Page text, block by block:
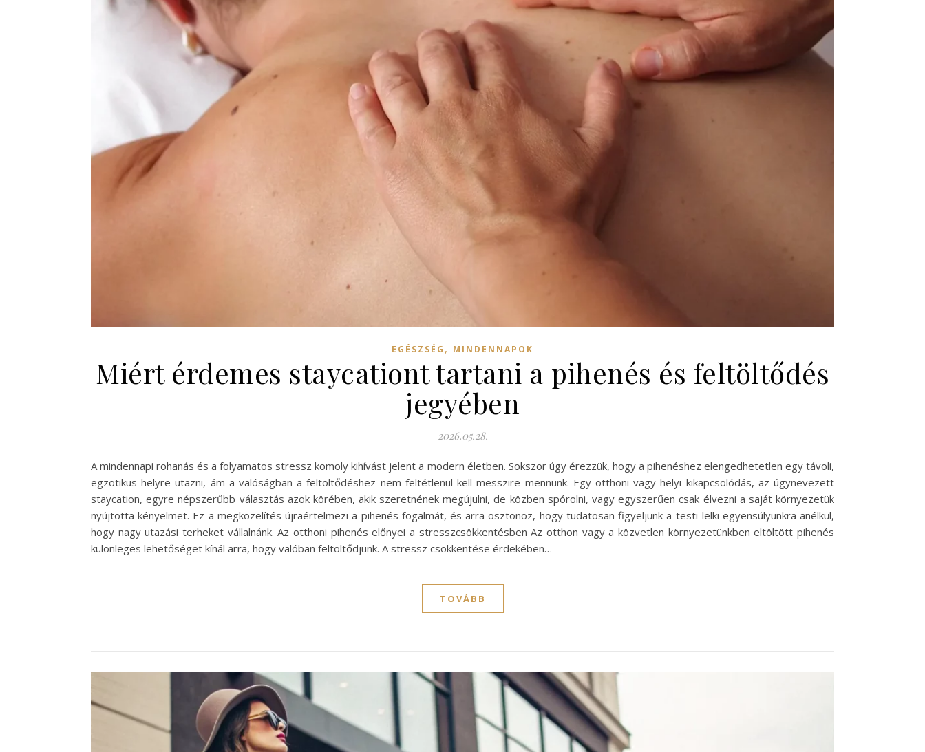
EGÉSZSÉG , MINDENNAPOK
Miért érdemes staycationt tartani a pihenés és feltöltődés
jegyében
2026.05.28.
A mindennapi rohanás és a folyamatos stressz komoly kihívást jelent a modern életben. Sokszor úgy érezzük, hogy a pihenéshez elengedhetetlen egy távoli,
egzotikus helyre utazni, ám a valóságban a feltöltődéshez nem feltétlenül kell messzire mennünk. Egy otthoni vagy helyi kikapcsolódás, az úgynevezett
staycation, egyre népszerűbb választás azok körében, akik szeretnének megújulni, de közben spórolni, vagy egyszerűen csak élvezni a saját környezetük
nyújtotta kényelmet. Ez a megközelítés újraértelmezi a pihenés fogalmát, és arra ösztönöz, hogy tudatosan figyeljünk a testi-lelki egyensúlyunkra anélkül,
hogy nagy utazási terheket vállalnánk. Az otthoni pihenés előnyei a stresszcsökkentésben Az otthon vagy a közvetlen környezetünkben eltöltött pihenés
különleges lehetőséget kínál arra, hogy valóban feltöltődjünk. A stressz csökkentése érdekében…
TOVÁBB